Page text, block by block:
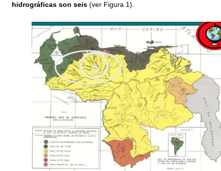
hidrográficas son seis (ver Figura 1).